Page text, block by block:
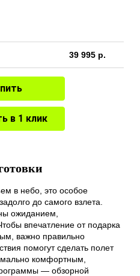
39 995 р.
в 1 клик
в небо, это особое
до самого взлета.
ожиданием,
впечатление от подарка
важно правильно
помогут сделать полет
комфортным,
— обзорной